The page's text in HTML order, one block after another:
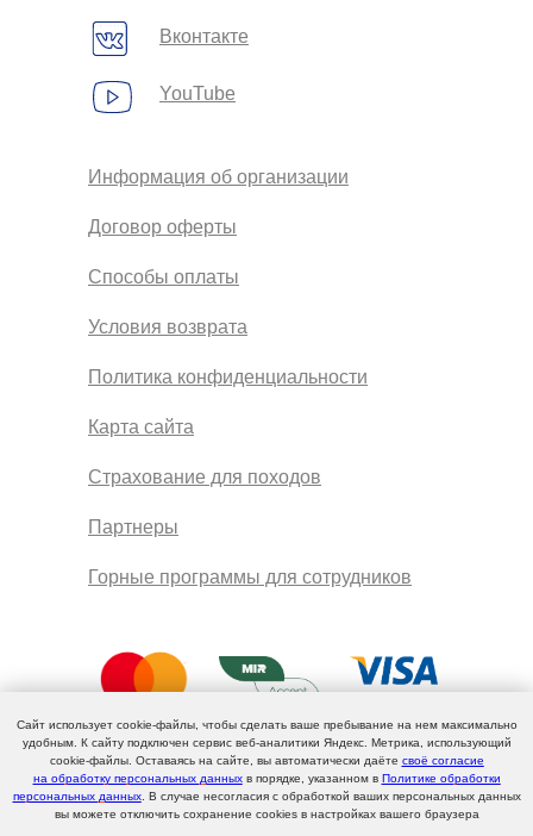
Политика конфиденциальности
Договор оферты
Способы оплаты
Условия возврата
Информация об организации
Вконтакте
YouTube
Карта сайта
Партнеры
Страхование для походов
Горные программы для сотрудников
Сайт использует cookie-файлы, чтобы сделать ваше пребывание на нем максимально
удобным. К cайту подключен сервис веб-аналитики Яндекс. Метрика, использующий
cookie-файлы. Оставаясь на сайте, вы автоматически даёте своё согласие
на обработку персональных данныхв порядке, указанном в Политике обработки
персональных данных. В случае несогласия с обработкой ваших персональных данных
вы можете отключить сохранение cookies в настройках вашего браузера